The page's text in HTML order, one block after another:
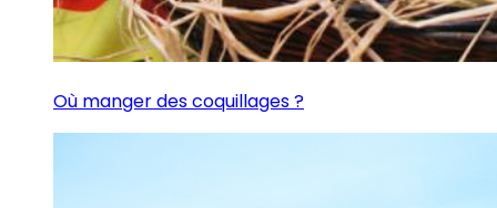
Où manger des coquillages ?